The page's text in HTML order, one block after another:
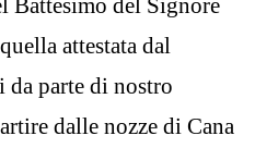
Battesimo del Signore
attestata dal
parte di nostro
dalle nozze di Cana